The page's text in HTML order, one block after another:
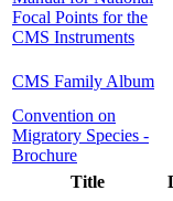
Focal Points for the
CMS Instruments
CMS Family Album
Convention on
Migratory Species -
Brochure
Title